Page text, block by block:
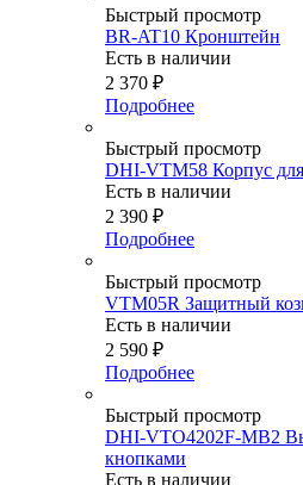
Быстрый просмотр
BR-AT10 Кронштейн
Есть в наличии
2 370 ₽
Подробнее
Быстрый просмотр
DHI-VTM58 Корпус
Есть в наличии
2 390 ₽
Подробнее
Быстрый просмотр
VTM05R Защитный
Есть в наличии
2 590 ₽
Подробнее
Быстрый просмотр
DHI-VTO4202F-MB2
кнопками
Есть в наличии